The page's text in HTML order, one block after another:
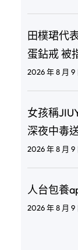
田樸珺代
蛋鉆戒 被
2026 年 8 月 9
女孩稱
深夜中毒
2026 年 8 月 9
人台包養
2026 年 8 月 9